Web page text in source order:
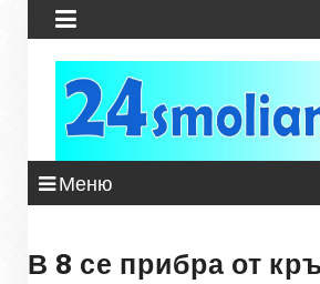

Меню
В 8 се прибра от